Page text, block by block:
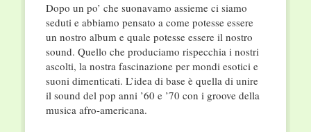
Dopo un po’ che suonavamo assieme ci siamo
seduti e abbiamo pensato a come potesse essere
un nostro album e quale potesse essere il nostro
sound. Quello che produciamo rispecchia i nostri
ascolti, la nostra fascinazione per mondi esotici e
suoni dimenticati. L’idea di base è quella di unire
il sound del pop anni ’60 e ’70 con i groove della
musica afro-americana.